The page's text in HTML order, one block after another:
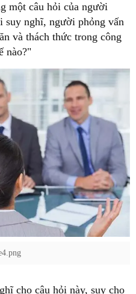
một câu hỏi của người
suy nghĩ, người phỏng vấn
và thách thức trong công